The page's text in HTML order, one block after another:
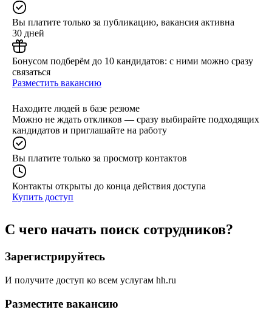
Вы платите только за публикацию, вакансия активна
30 дней
Бонусом подберём до 10 кандидатов: с ними можно сразу
связаться
Разместить вакансию
Находите людей в базе резюме
Можно не ждать откликов — сразу выбирайте подходящих
кандидатов и приглашайте на работу
Вы платите только за просмотр контактов
Контакты открыты до конца действия доступа
Купить доступ
С чего начать поиск сотрудников?
Зарегистрируйтесь
И получите доступ ко всем услугам hh.ru
Разместите вакансию